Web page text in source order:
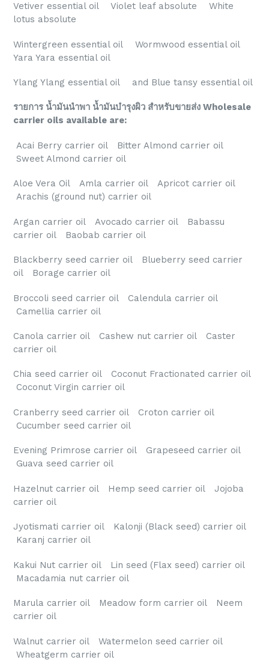
Vetiver essential oil Violet leaf absolute White
lotus absolute
Wintergreen essential oil Wormwood essential oil
Yara Yara essential oil
Ylang Ylang essential oil and Blue tansy essential oil
รายการ น้ำมันนำพา น้ำมันบำรุงผิว สำหรับขายส่ง Wholesale
carrier oils available are:
Acai Berry carrier oil Bitter Almond carrier oil
Sweet Almond carrier oil
Aloe Vera Oil Amla carrier oil Apricot carrier oil
Arachis (ground nut) carrier oil
Argan carrier oil Avocado carrier oil Babassu
carrier oil Baobab carrier oil
Blackberry seed carrier oil Blueberry seed carrier
oil Borage carrier oil
Broccoli seed carrier oil Calendula carrier oil
Camellia carrier oil
Canola carrier oil Cashew nut carrier oil Caster
carrier oil
Chia seed carrier oil Coconut Fractionated carrier oil
Coconut Virgin carrier oil
Cranberry seed carrier oil Croton carrier oil
Cucumber seed carrier oil
Evening Primrose carrier oil Grapeseed carrier oil
Guava seed carrier oil
Hazelnut carrier oil Hemp seed carrier oil Jojoba
carrier oil
Jyotismati carrier oil Kalonji (Black seed) carrier oil
Karanj carrier oil
Kakui Nut carrier oil Lin seed (Flax seed) carrier oil
Macadamia nut carrier oil
Marula carrier oil Meadow form carrier oil Neem
carrier oil
Walnut carrier oil Watermelon seed carrier oil
Wheatgerm carrier oil